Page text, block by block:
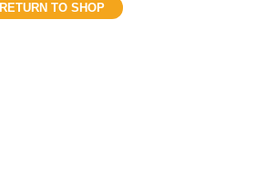
RETURN TO SHOP